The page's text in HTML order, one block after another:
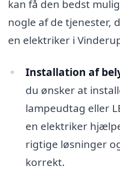
kan få den bedst
nogle af de tjenester,
en elektriker i
Installation af
du ønsker at
lampeudtag eller
en elektriker
rigtige løsninger
korrekt.